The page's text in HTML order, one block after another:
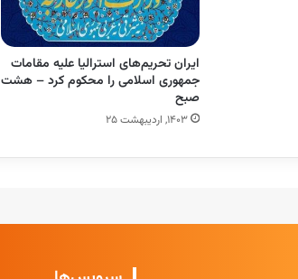
ایران تحریم‌های استرالیا علیه مقامات
جمهوری اسلامی را محکوم کرد – هشت
صبح
۱۴۰۳, اردیبهشت ۲۵